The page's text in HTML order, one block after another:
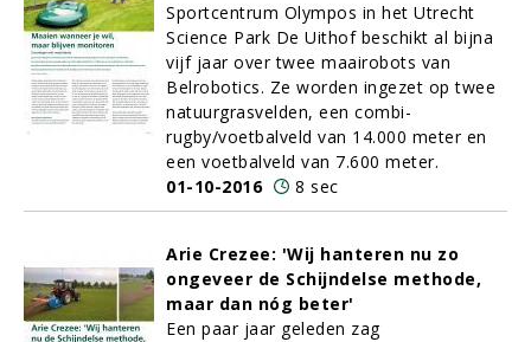
Sportcentrum Olympos in het Utrecht
Science Park De Uithof beschikt al bijna
vijf jaar over twee maairobots van
Belrobotics. Ze worden ingezet op twee
natuurgrasvelden, een combi-
rugby/voetbalveld van 14.000 meter en
een voetbalveld van 7.600 meter.
01-10-2016
8 sec
Arie Crezee: 'Wij hanteren nu zo
ongeveer de Schijndelse methode,
maar dan nóg beter'
Een paar jaar geleden zag